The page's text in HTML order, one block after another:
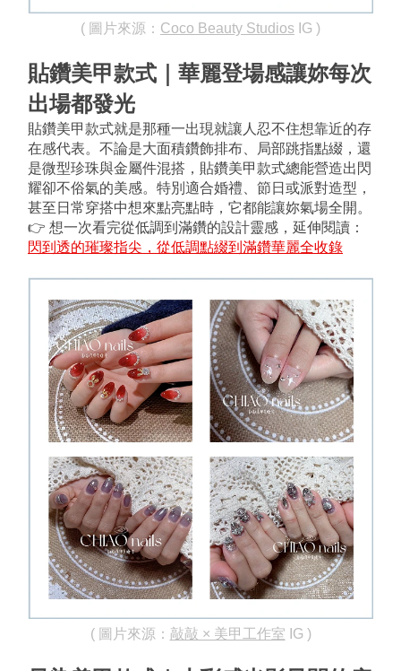
( 圖片來源： Coco Beauty Studios IG )
貼鑽美甲款式｜華麗登場感讓妳每次
出場都發光
貼鑽美甲款式就是那種一出現就讓人忍不住想靠近的存
在感代表。不論是大面積鑽飾排布、局部跳指點綴，還
是微型珍珠與金屬件混搭，貼鑽美甲款式總能營造出閃
耀卻不俗氣的美感。特別適合婚禮、節日或派對造型，
甚至日常穿搭中想來點亮點時，它都能讓妳氣場全開。
👉 想一次看完從低調到滿鑽的設計靈感，延伸閱讀：
閃到透的璀璨指尖，從低調點綴到滿鑽華麗全收錄
( 圖片來源： 敲敲 × 美甲工作室 IG )